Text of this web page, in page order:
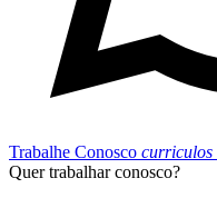
Trabalhe Conosco curriculos
Quer trabalhar conosco?